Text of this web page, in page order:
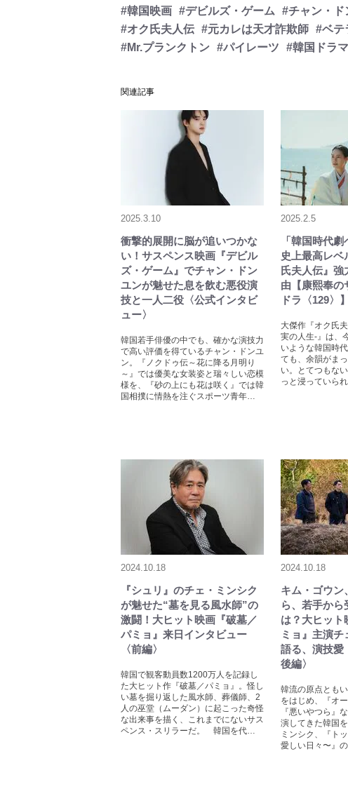
#韓国映画 #デビルズ・ゲーム #チャン・ド
#オク氏夫人伝 #元カレは天才詐欺師 #ベテ
#Mr.プランクトン #パイレーツ #韓国ドラ
関連記事
2025.3.10
衝撃的展開に脳が追いつかな
い！サスペンス映画『デビル
ズ・ゲーム』でチャン・ドン
ユンが魅せた息を飲む悪役演
技と一人二役〈公式インタビ
ュー〉
韓国若手俳優の中でも、確かな演技力
で高い評価を得ているチャン・ドンユ
ン。『ノクドゥ伝～花に降る月明り
～』では優美な女装姿と瑞々しい恋模
様を、『砂の上にも花は咲く』では韓
国相撲に情熱を注ぐスポーツ青年…
2025.2.5
「韓国時代劇
史上最高レベ
氏夫人伝』強
由【康熙奉の
ドラ〈129〉】
大傑作『オク氏
実の人生-』は、
いような韓国時
ても、余韻がま
い。とてつもな
っと浸っていら
2024.10.18
『シュリ』のチェ・ミンシク
が魅せた“墓を見る風水師”の
激闘！大ヒット映画『破墓／
パミョ』来日インタビュー
〈前編〉
韓国で観客動員数1200万人を記録し
た大ヒット作『破墓／パミョ』。怪し
い墓を掘り返した風水師、葬儀師、2
人の巫堂（ムーダン）に起こった奇怪
な出来事を描く、これまでにないサス
ペンス・スリラーだ。 韓国を代…
2024.10.18
キム・ゴウン
ら、若手から
は？大ヒット
ミョ』主演
語る、演技愛
後編〉
韓流の原点とも
をはじめ、『オ
『悪いやつら』
演してきた韓国
ミンシク、『ト
愛しい日々〜』